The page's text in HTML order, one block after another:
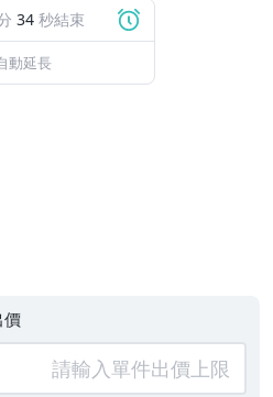
33 秒結束
動延長
價